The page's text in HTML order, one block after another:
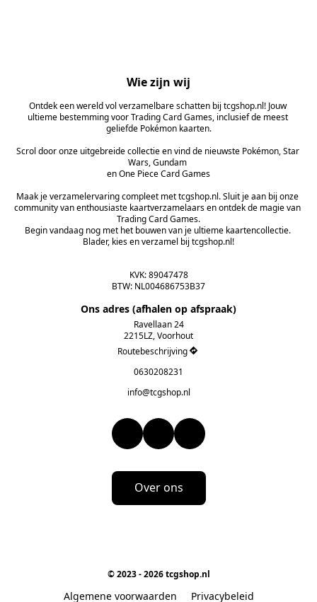
Wie zijn wij
Ontdek een wereld vol verzamelbare schatten bij tcgshop.nl! Jouw
ultieme bestemming voor Trading Card Games, inclusief de meest
geliefde Pokémon kaarten.
Scrol door onze uitgebreide collectie en vind de nieuwste Pokémon, Star
Wars, Gundam
en One Piece Card Games
Maak je verzamelervaring compleet met tcgshop.nl. Sluit je aan bij onze
community van enthousiaste kaartverzamelaars en ontdek de magie van
Trading Card Games.
Begin vandaag nog met het bouwen van je ultieme kaartencollectie.
Blader, kies en verzamel bij tcgshop.nl!
Ons adres (afhalen op afspraak)
Ravellaan 24
2215LZ, Voorhout
Routebeschrijving
KVK: 89047478
BTW: NL004686753B37
0630208231
info@tcgshop.nl
Over ons
© 2023 - 2026 tcgshop.nl
Algemene voorwaarden Privacybeleid